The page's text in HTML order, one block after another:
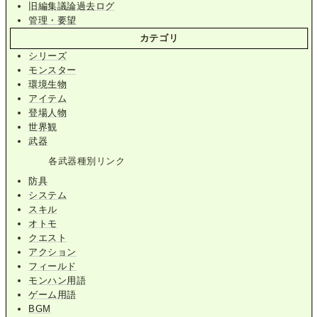
旧編集議論過去ログ
管理・要望
カテゴリ
シリーズ
モンスター
環境生物
アイテム
登場人物
世界観
武器
各武器種別リンク
防具
システム
スキル
オトモ
クエスト
アクション
フィールド
モンハン用語
ゲーム用語
BGM